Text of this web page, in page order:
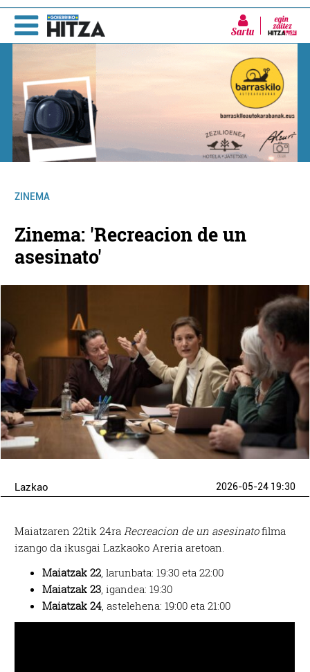
Sartu
ZINEMA
Zinema: 'Recreacion de un
asesinato'
Lazkao 2026-05-24 19:30
Maiatzaren 22tik 24ra Recreacion de un asesinatofilma
izango da ikusgai Lazkaoko Areria aretoan.
Maiatzak 22 , larunbata: 19:30 eta 22:00
Maiatzak 23 , igandea: 19:30
Maiatzak 24 , astelehena: 19:00 eta 21:00